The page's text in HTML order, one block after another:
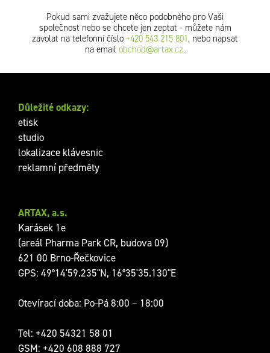
Pokud sami zvažujete něco podobného pro Vaši
společnost nebo se chcete jen zeptat - můžete nám
zavolat na telefonní číslo +420 543 215 801 , nebo napsat
na email obchod@artax.cz.
ARTAX, a.s.
Karásek 1e
(areál Pharma Park CR, budova 09)
621 00 Brno-Řečkovice
GPS: 49°14'59.235"N, 16°35'35.130"E
Otevírací doba: Po-Pá 8:00 – 18:00
Tel: +420 54321 58 01
GSM: +420 608 888 727
Důležité odkazy:
etisk
studio
lokalizace klávesnic
reklamní předměty